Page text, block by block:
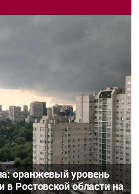
оранжевый уровень
в Ростовской области на